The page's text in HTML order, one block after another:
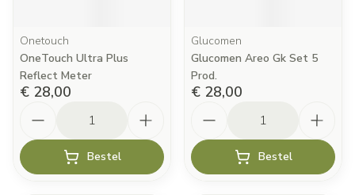
Onetouch
OneTouch Ultra Plus
Reflect Meter
€ 28,00
Bestel
Glucomen
Glucomen Areo Gk Set 5
Prod.
€ 28,00
Bestel